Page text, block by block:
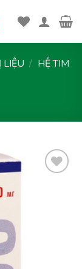
LIỆU / HỆ TIM